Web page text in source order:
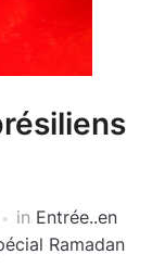
in Entrée..en
Ramadan